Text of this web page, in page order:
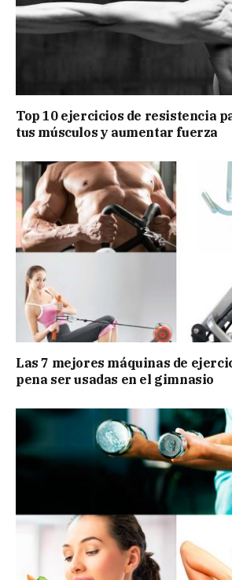
Top 10 ejercicios de resistencia
tus músculos y aumentar fuerza
Las 7 mejores máquinas de
pena ser usadas en el gimnasio